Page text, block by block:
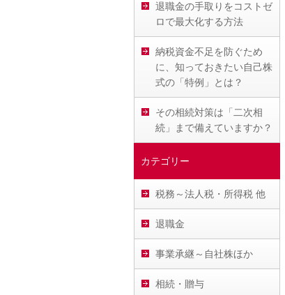
退職金の手取りをコストゼ
ロで最大化する方法
納税資金不足を防ぐため
に、知っておきたい自己株
式の「特例」とは？
その相続対策は「二次相
続」まで備えていますか？
カテゴリー
税務～法人税・所得税 他
退職金
事業承継～自社株ほか
相続・贈与